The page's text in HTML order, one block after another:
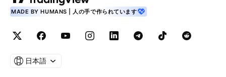
MADE BY HUMANS | 人の手で作られています
日本語